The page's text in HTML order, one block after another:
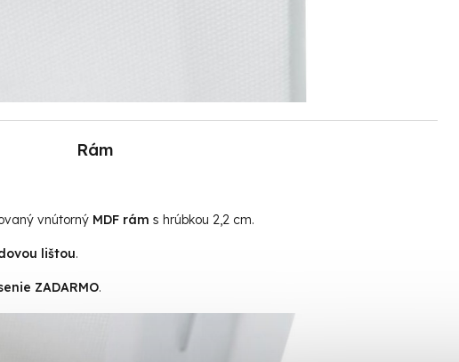
Rám
vnútorný MDF rám s hrúbkou 2,2 cm.
lištou.
ZADARMO.